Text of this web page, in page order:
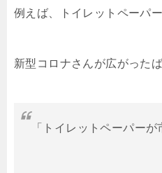
例えば、トイレットペーパー
新型コロナさんが広がったば
「トイレットペーパーが